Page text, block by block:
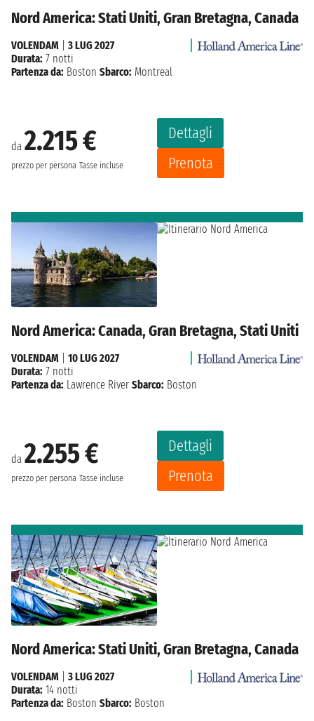
Nord America: Stati Uniti, Gran Bretagna, Canada
da 2.215 €
prezzo per persona Tasse incluse
Dettagli
Prenota
VOLENDAM
3 LUG 2027
Durata: 7 notti
Partenza da: Boston Sbarco: Montreal
Nord America: Canada, Gran Bretagna, Stati Uniti
da 2.255 €
prezzo per persona Tasse incluse
Dettagli
Prenota
VOLENDAM
10 LUG 2027
Durata: 7 notti
Partenza da: Lawrence River Sbarco: Boston
Nord America: Stati Uniti, Gran Bretagna, Canada
VOLENDAM
3 LUG 2027
Durata: 14 notti
Partenza da: Boston Sbarco: Boston